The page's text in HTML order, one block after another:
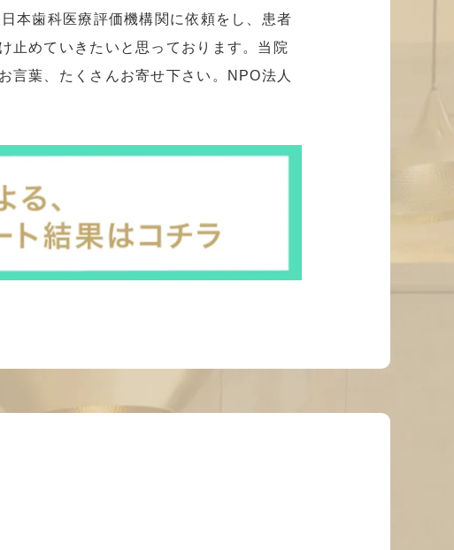
本歯科医療評価機構関に依頼をし、患者
止めていきたいと思っております。当院
言葉、たくさんお寄せ下さい。NPO法人